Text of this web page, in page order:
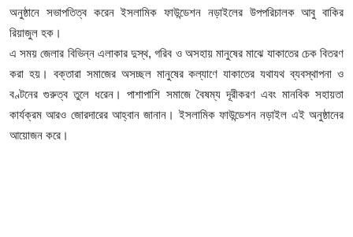
অন্যান্য
ফিচার
ঢাকা বিভাগ
ময়মনসিংহ বিভাগ
অনুষ্ঠানে সভাপতিত্ব করেন ইসলামিক ফাউন্ডেশন নড়াইলের উপপরিচালক আবু বাকির
রিয়াজুল হক।
এ সময় জেলার বিভিন্ন এলাকার দুস্থ, গরিব ও অসহায় মানুষের মাঝে যাকাতের চেক বিতরণ
করা হয়। বক্তারা সমাজের অসচ্ছল মানুষের কল্যাণে যাকাতের যথাযথ ব্যবস্থাপনা ও
বণ্টনের গুরুত্ব তুলে ধরেন। পাশাপাশি সমাজে বৈষম্য দূরীকরণ এবং মানবিক সহায়তা
কার্যক্রম আরও জোরদারের আহ্বান জানান। ইসলামিক ফাউন্ডেশন নড়াইল এই অনুষ্ঠানের
আয়োজন করে।